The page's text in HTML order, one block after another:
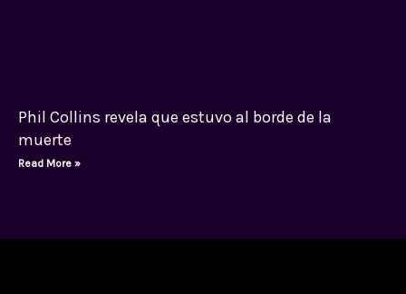
Phil Collins revela que estuvo al borde de la
muerte
Read More »